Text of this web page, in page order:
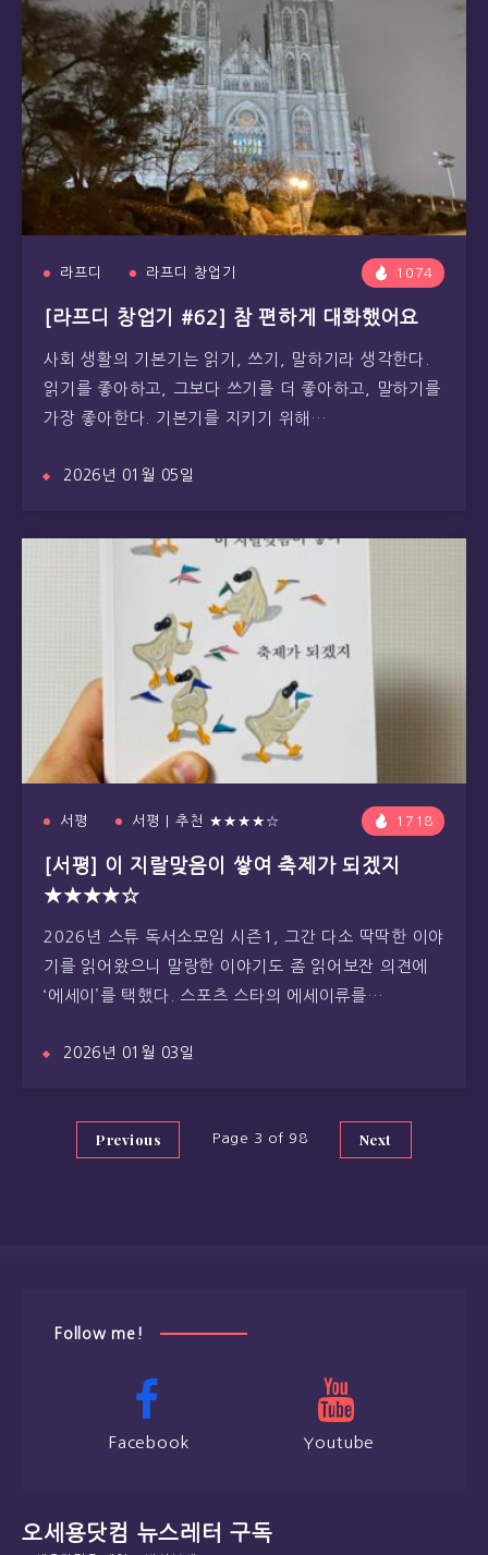
라프디 라프디 창업기 1074
[라프디 창업기 #62] 참 편하게 대화했어요
사회 생활의 기본기는 읽기, 쓰기, 말하기라 생각한다.
읽기를 좋아하고, 그보다 쓰기를 더 좋아하고, 말하기를
가장 좋아한다. 기본기를 지키기 위해…
2026년 01월 05일
서평 서평 | 추천 ★★★★☆ 1718
[서평] 이 지랄맞음이 쌓여 축제가 되겠지
★★★★☆
2026년 스튜 독서소모임 시즌1, 그간 다소 딱딱한 이야
기를 읽어왔으니 말랑한 이야기도 좀 읽어보잔 의견에
‘에세이’를 택했다. 스포츠 스타의 에세이류를…
2026년 01월 03일
Previous Page 3 of 98 Next
Follow me!
Facebook Youtube
오세용닷컴 뉴스레터 구독